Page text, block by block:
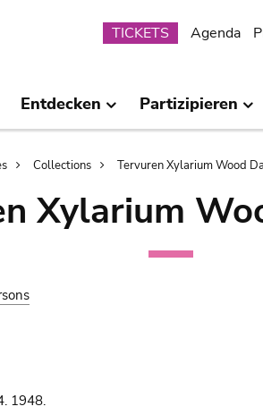
Submenu
TICKETS Agenda
Entdecken Partizipieren
Collections Tervuren Xylarium Wood
Xylarium
1948.